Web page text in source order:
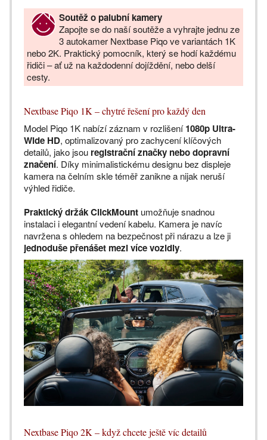
Soutěž o palubní kamery
Zapojte se do naší soutěže a vyhrajte jednu ze
3 autokamer Nextbase Piqo ve variantách 1K
nebo 2K. Praktický pomocník, který se hodí každému
řidiči – ať už na každodenní dojíždění, nebo delší
cesty.
Nextbase Piqo 1K – chytré řešení pro každý den
Model Piqo 1K nabízí záznam v rozlišení1080p Ultra-
Wide HD, optimalizovaný pro zachycení klíčových
detailů, jako jsou registrační značky nebo dopravní
značení. Díky minimalistickému designu bez displeje
kamera na čelním skle téměř zanikne a nijak neruší
výhled řidiče.
Praktický držák ClickMount umožňuje snadnou
instalaci i elegantní vedení kabelu. Kamera je navíc
navržena s ohledem na bezpečnost při nárazu a lze ji
jednoduše přenášet mezi více vozidly.
Nextbase Piqo 2K – když chcete ještě víc detailů